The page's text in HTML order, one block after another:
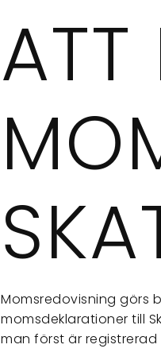
ATT
Momsredovisning görs
momsdeklarationer till
man först är registrerad